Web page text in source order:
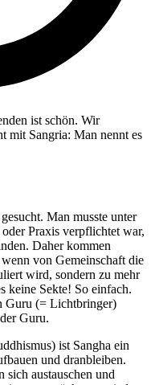
ist schön. Wir
mit Sangria: Man nennt es
Man musste unter
Praxis verpflichtet war,
Daher kommen
von Gemeinschaft die
wird, sondern zu mehr
keine Sekte! So einfach.
Guru (= Lichtbringer)
Guru.
ist Sangha ein
und dranbleiben.
sich austauschen und